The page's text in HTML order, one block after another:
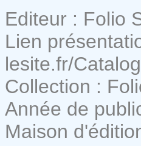
Editeur : Folio
Lien
lesite.fr/
Collection :
Année de
Maison